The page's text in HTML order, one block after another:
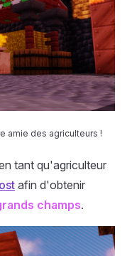
amie des agriculteurs !
tant qu'agriculteur
afin d'obtenir
champs.